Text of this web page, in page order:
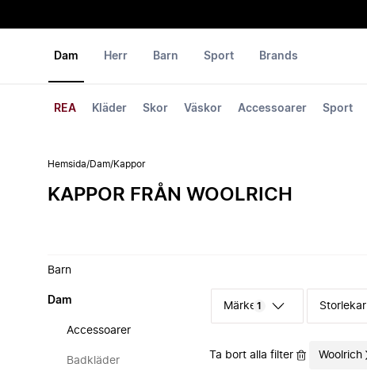
Dam
REA Kläder Skor Väskor Accessoarer Sport
Herr Barn Sport Brands
Hemsida/Dam/Kappor
KAPPOR FRÅN WOOLRICH
Barn
Dam
Accessoarer
Badkläder
Märke 1 Storlekar
Ta bort alla filter Woolrich